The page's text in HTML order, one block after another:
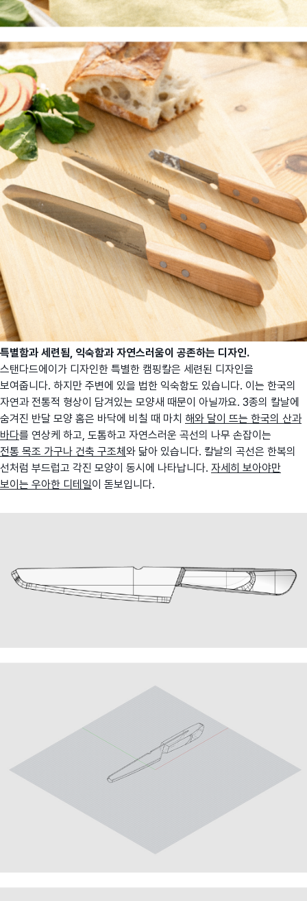
특별함과 세련됨, 익숙함과 자연스러움이 공존하는 디자인.
스탠다드에이가 디자인한 특별한 캠핑칼은 세련된 디자인을
보여줍니다. 하지만 주변에 있을 법한 익숙함도 있습니다. 이는 한국의
자연과 전통적 형상이 담겨있는 모양새 때문이 아닐까요. 3종의 칼날에
숨겨진 반달 모양 홈은 바닥에 비칠 때 마치 해와 달이 뜨는 한국의 산과
바다를 연상케 하고, 도톰하고 자연스러운 곡선의 나무 손잡이는
전통 목조 가구나 건축 구조체와 닮아 있습니다. 칼날의 곡선은 한복의
선처럼 부드럽고 각진 모양이 동시에 나타납니다. 자세히 보아야만
보이는 우아한 디테일이 돋보입니다.